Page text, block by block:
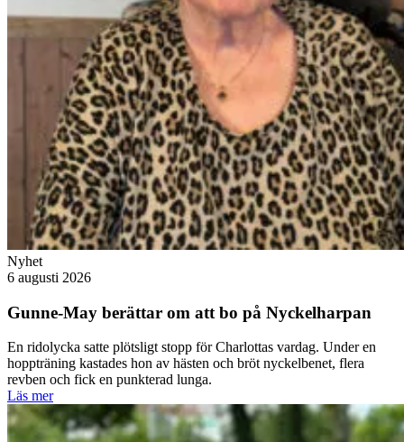
Nyhet
6 augusti 2026
Gunne-May berättar om att bo på Nyckelharpan
En ridolycka satte plötsligt stopp för Charlottas vardag. Under en
hoppträning kastades hon av hästen och bröt nyckelbenet, flera
revben och fick en punkterad lunga.
Läs mer